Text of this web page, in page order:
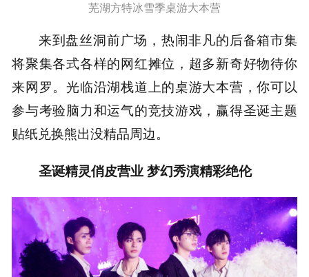
芜湖方特冰雪季桌游大本营
来到盘丝洞前广场，热闹非凡的后备箱市集
将聚集各式各样的网红摊位，超多新奇好物待你
来网罗。光临沿湖栈道上的桌游大本营，你可以
参与考验脑力和运气的竞技游戏，赢得圣诞主题
贴纸兑换熊出没精品周边。
圣诞精灵俏皮营业 梦幻秀演精彩绝伦